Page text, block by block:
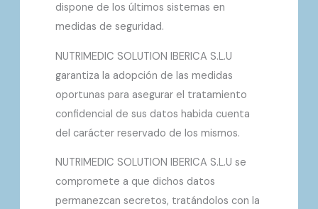
dispone de los últimos sistemas en
medidas de seguridad.
NUTRIMEDIC SOLUTION IBERICA S.L.U
garantiza la adopción de las medidas
oportunas para asegurar el tratamiento
confidencial de sus datos habida cuenta
del carácter reservado de los mismos.
NUTRIMEDIC SOLUTION IBERICA S.L.U se
compromete a que dichos datos
permanezcan secretos, tratándolos con la